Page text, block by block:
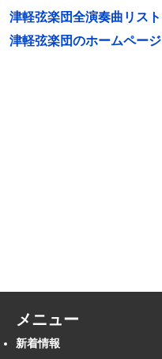
津軽弦楽団全演奏曲リスト
津軽弦楽団のホームページ
メニュー
新着情報